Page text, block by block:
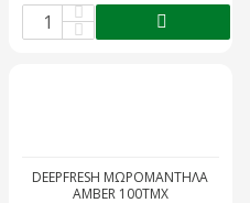
DEEPFRESH ΜΩΡΟΜΑΝΤΗΛΑ
AMBER 100TMX